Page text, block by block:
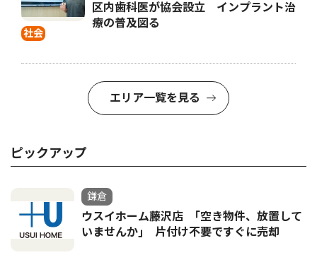
社会
区内歯科医が協会設立 インプラント治
療の普及図る
エリア一覧を見る
ピックアップ
鎌倉
ウスイホーム藤沢店 ｢空き物件、放置して
いませんか｣ 片付け不要ですぐに売却